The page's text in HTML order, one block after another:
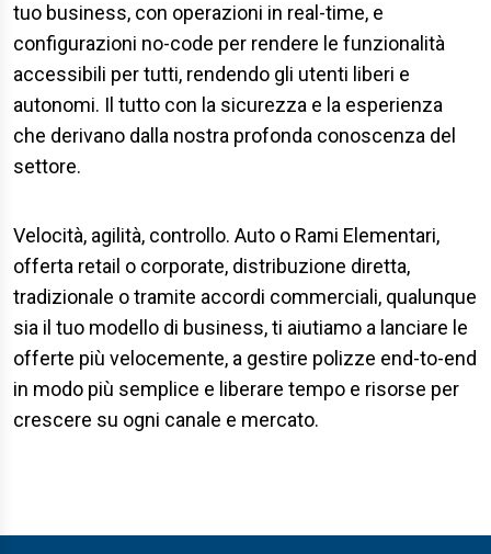
tuo business, con operazioni in real-time, e
configurazioni no-code per rendere le funzionalità
accessibili per tutti, rendendo gli utenti liberi e
autonomi. Il tutto con la sicurezza e la esperienza
che derivano dalla nostra profonda conoscenza del
settore.
Velocità, agilità, controllo. Auto o Rami Elementari,
offerta retail o corporate, distribuzione diretta,
tradizionale o tramite accordi commerciali, qualunque
sia il tuo modello di business, ti aiutiamo a lanciare le
offerte più velocemente, a gestire polizze end-to-end
in modo più semplice e liberare tempo e risorse per
crescere su ogni canale e mercato.